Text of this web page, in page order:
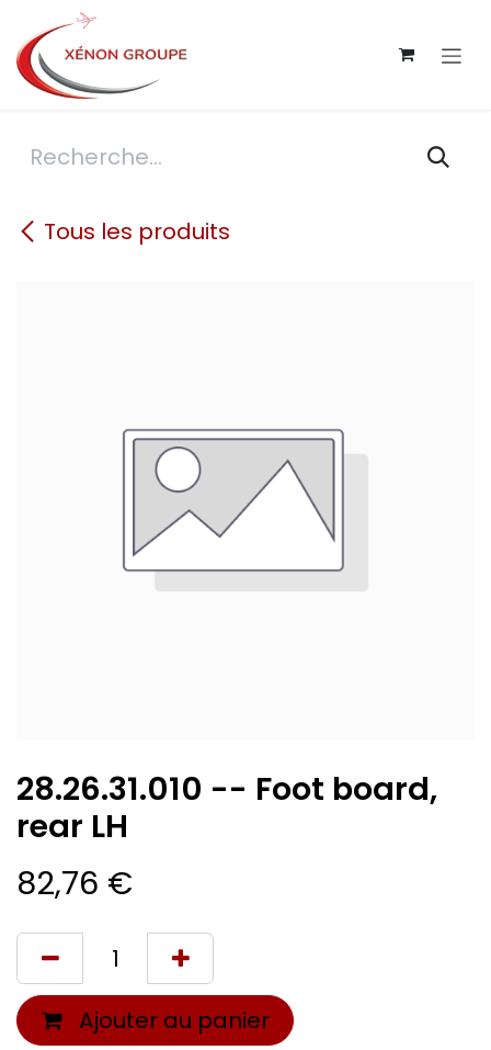
Se rendre au contenu
Tous les produits
28.26.31.010 -- Foot board,
rear LH
82,76 €
Ajouter au panier